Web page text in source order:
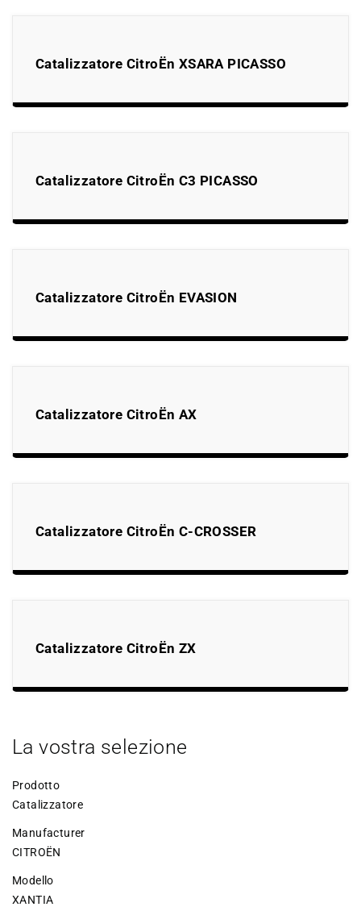
Catalizzatore CitroËn XSARA PICASSO
Catalizzatore CitroËn C3 PICASSO
Catalizzatore CitroËn EVASION
Catalizzatore CitroËn AX
Catalizzatore CitroËn C-CROSSER
Catalizzatore CitroËn ZX
La vostra selezione
Prodotto
Catalizzatore
Manufacturer
CITROËN
Modello
XANTIA